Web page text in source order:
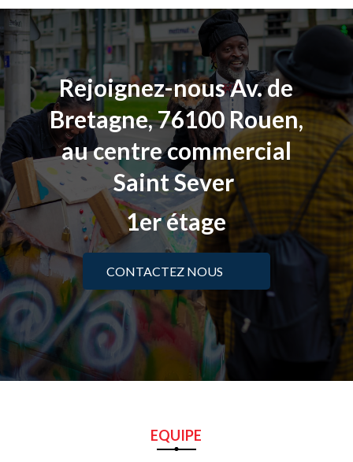
Rejoignez-nousAv. de
Bretagne, 76100 Rouen,
aucentre commercial
Saint Sever
1er étage
CONTACTEZ NOUS
EQUIPE